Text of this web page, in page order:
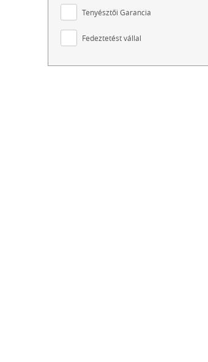
Tenyésztői Garancia
Fedeztetést vállal